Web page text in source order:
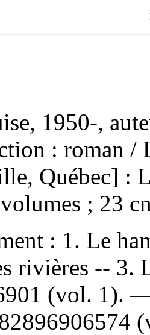
1950-,
: roman /
Québec] :
; 23
: 1. Le
rivières --
(vol. 1).